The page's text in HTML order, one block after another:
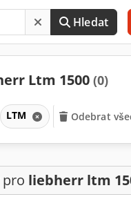
Hledat
Ltm 1500 (0)
LTM Odebrat
pro liebherr ltm